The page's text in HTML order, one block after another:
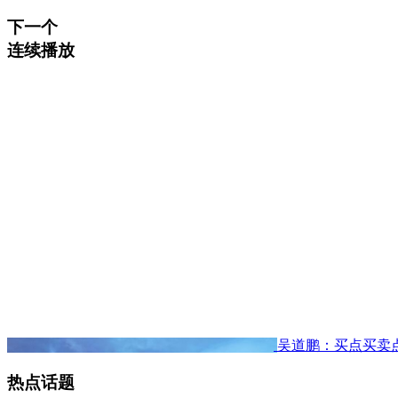
下一个
连续播放
吴道鹏：买点买卖
热点话题